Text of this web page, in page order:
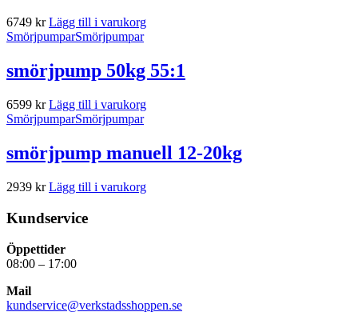
6749 kr Lägg till i varukorg
SmörjpumparSmörjpumpar
smörjpump 50kg 55:1
6599 kr Lägg till i varukorg
SmörjpumparSmörjpumpar
smörjpump manuell 12-20kg
2939 kr Lägg till i varukorg
Kundservice
Öppettider
08:00 – 17:00
Mail
kundservice@verkstadsshoppen.se